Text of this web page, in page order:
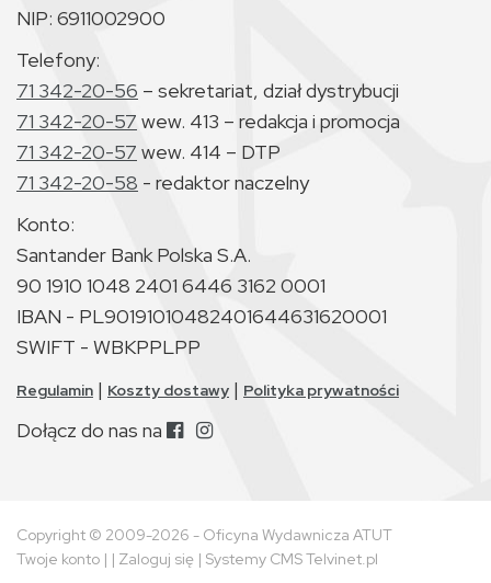
NIP: 6911002900
Telefony:
71 342-20-56 – sekretariat, dział dystrybucji
71 342-20-57 wew. 413 – redakcja i promocja
71 342-20-57 wew. 414 – DTP
71 342-20-58 - redaktor naczelny
Konto:
Santander Bank Polska S.A.
90 1910 1048 2401 6446 3162 0001
IBAN - PL90191010482401644631620001
SWIFT - WBKPPLPP
Regulamin | Koszty dostawy | Polityka prywatności
Dołącz do nas na
Copyright © 2009-2026 - Oficyna Wydawnicza ATUT
Twoje konto | | Zaloguj się | Systemy CMS Telvinet.pl